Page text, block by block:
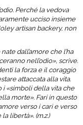
Perché la vedova
ucciso insieme
artisan backery, non
dall’amore che l’ha
nell’odio», scrive.
la forza e il coraggio
attaccata alla vita.
i «simboli della vita che
morte». Fari in questo
verso i cari e verso
libertà». (m.z.)